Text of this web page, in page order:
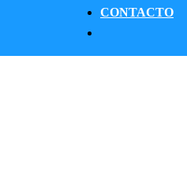
CONTACTO